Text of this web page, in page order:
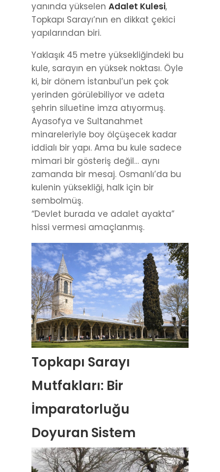
yanında yükselen Adalet Kulesi,
Topkapı Sarayı’nın en dikkat çekici
yapılarından biri.
Yaklaşık 45 metre yüksekliğindeki bu
kule, sarayın en yüksek noktası. Öyle
ki, bir dönem İstanbul’un pek çok
yerinden görülebiliyor ve adeta
şehrin siluetine imza atıyormuş.
Ayasofya ve Sultanahmet
minareleriyle boy ölçüşecek kadar
iddialı bir yapı. Ama bu kule sadece
mimari bir gösteriş değil… aynı
zamanda bir mesaj. Osmanlı’da bu
kulenin yüksekliği, halk için bir
sembolmüş.
“Devlet burada ve adalet ayakta”
hissi vermesi amaçlanmış.
Topkapı Sarayı
Mutfakları: Bir
İmparatorluğu
Doyuran Sistem